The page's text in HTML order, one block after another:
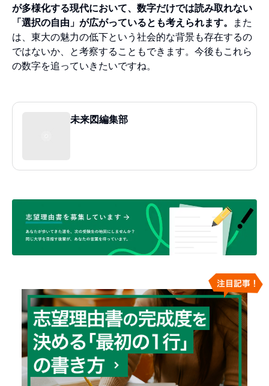
が多様化する現代において、数字だけでは読み取れない
「選択の自由」が広がっているとも考えられます。
また
は、東大の魅力の低下という社会的な背景も存在するの
ではないか、と考察することもできます。今後もこれら
の数字を追っていきたいですね。
未来図編集部